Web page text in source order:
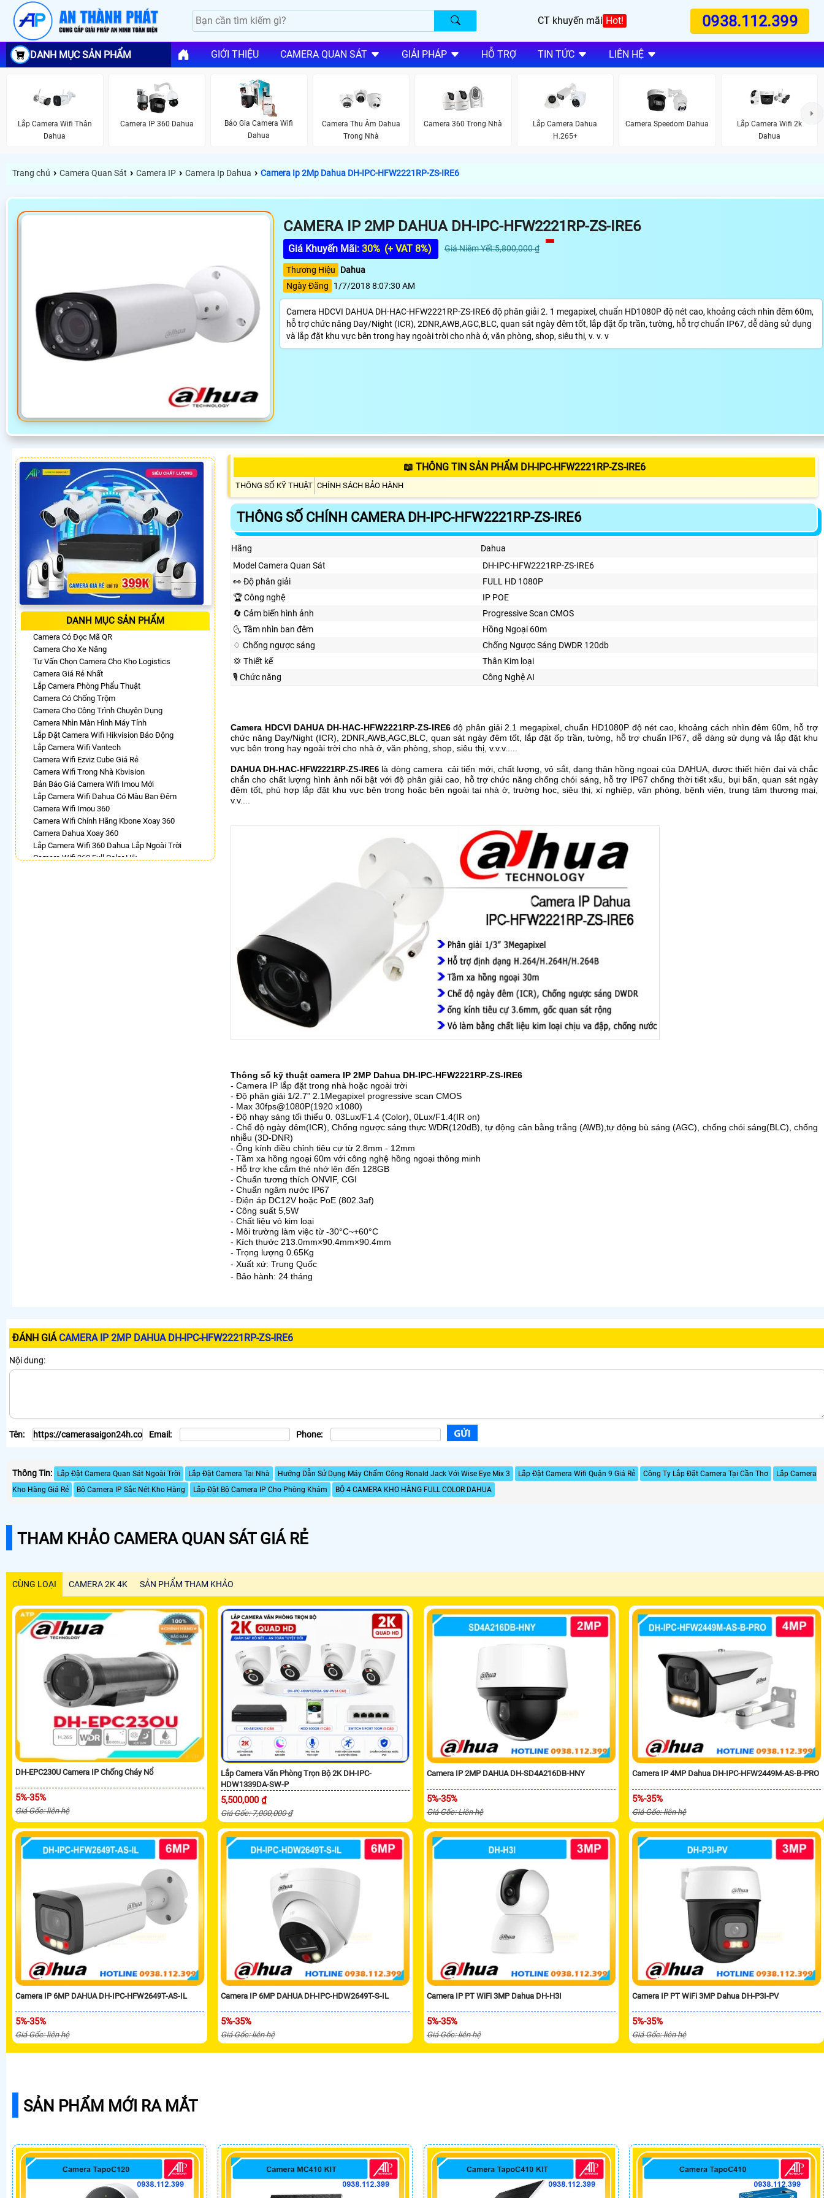
CT khuyến mãi Hot! 0938.112.399
DANH MỤC SẢN PHẨM GIỚI THIỆU CAMERA QUAN SÁT GIẢI PHÁP HỖ TRỢ TIN TỨC LIÊN HỆ
Lắp Camera Wifi Thân
Dahua
Camera IP 360 Dahua
Báo Gia Camera Wifi
Dahua
Camera Thu Âm Dahua
Trong Nhà
Camera 360 Trong Nhà
Lắp Camera Dahua
H.265+
Camera Speedom Dahua
Lắp Camera Wifi 2k
Dahua
Trang chủ › Camera Quan Sát › Camera IP › Camera Ip Dahua › Camera Ip 2Mp Dahua DH-IPC-HFW2221RP-ZS-IRE6
CAMERA IP 2MP DAHUA DH-IPC-HFW2221RP-ZS-IRE6
Giá Khuyến Mãi: 30% (+ VAT 8%) Giá Niêm Yết:5,800,000 ₫
Thương Hiệu
Dahua
Ngày Đăng
1/7/2018 8:07:30 AM
Camera HDCVI DAHUA DH-HAC-HFW2221RP-ZS-IRE6 độ phân giải 2. 1 megapixel, chuẩn HD1080P độ nét cao, khoảng cách nhìn đêm 60m,
hỗ trợ chức năng Day/Night (ICR), 2DNR,AWB,AGC,BLC, quan sát ngày đêm tốt, lắp đặt ốp trần, tường, hỗ trợ chuẩn IP67, dễ dàng sử dụng
và lắp đặt khu vực bên trong hay ngoài trời cho nhà ở, văn phòng, shop, siêu thị, v. v. v
DANH MỤC SẢN PHẨM
Camera Có Đọc Mã QR
Camera Cho Xe Nâng
Tư Vấn Chọn Camera Cho Kho Logistics
Camera Giá Rẻ Nhất
Lắp Camera Phòng Phẩu Thuật
Camera Có Chống Trộm
Camera Cho Công Trình Chuyên Dụng
Camera Nhìn Màn Hình Máy Tính
Lắp Đặt Camera Wifi Hikvision Báo Động
Lắp Camera Wifi Vantech
Camera Wifi Ezviz Cube Giá Rẻ
Camera Wifi Trong Nhà Kbvision
Bản Báo Giá Camera Wifi Imou Mới
Lắp Camera Wifi Dahua Có Màu Ban Đêm
Camera Wifi Imou 360
Camera Wifi Chính Hãng Kbone Xoay 360
Camera Dahua Xoay 360
Lắp Camera Wifi 360 Dahua Lắp Ngoài Trời
Camera Wifi 360 Full Color Hik
📖 THÔNG TIN SẢN PHẨM DH-IPC-HFW2221RP-ZS-IRE6
THÔNG SỐ KỸ THUẬT CHÍNH SÁCH BẢO HÀNH
THÔNG SỐ CHÍNH CAMERA DH-IPC-HFW2221RP-ZS-IRE6
Hãng
Dahua
Model Camera Quan Sát
DH-IPC-HFW2221RP-ZS-IRE6
️👀 Độ phân giải
FULL HD 1080P
🏆 Công nghệ
IP POE
🔄 Cảm biến hình ảnh
Progressive Scan CMOS
🌜 Tầm nhìn ban đêm
Hồng Ngoại 60m
♢ Chống ngược sáng
Chống Ngược Sáng DWDR 120db
💢 Thiết kế
Thân Kim loại
🎙 Chức năng
Công Nghệ AI
Camera HDCVI DAHUA DH-HAC-HFW2221RP-ZS-IRE6độ phân giải 2.1 megapixel, chuẩn HD1080P độ nét cao, khoảng cách nhìn đêm 60m, hỗ trợ
chức năng Day/Night (ICR), 2DNR,AWB,AGC,BLC, quan sát ngày đêm tốt, lắp đặt ốp trần, tường, hỗ trợ chuẩn IP67, dễ dàng sử dụng và lắp đặt khu
vực bên trong hay ngoài trời cho nhà ở, văn phòng, shop, siêu thị, v.v.v.....
DAHUA DH-HAC-HFW2221RP-ZS-IRE6 là dòng camera cải tiến mới, chất lượng, vỏ sắt, dạng thân hồng ngoại của DAHUA, được thiết hiện đại và chắc
chắn cho chất lượng hình ảnh nổi bật với độ phân giải cao, hỗ trợ chức năng chống chói sáng, hỗ trợ IP67 chống thời tiết xấu, bụi bẩn, quan sát ngày
đêm tốt, phù hợp lắp đặt khu vực bên trong hoặc bên ngoài tại nhà ở, trường học, siêu thị, xí nghiệp, văn phòng, bệnh viện, trung tâm thương mại,
v.v....
Thông số kỹ thuật camera IP 2MP Dahua DH-IPC-HFW2221RP-ZS-IRE6
- Camera IP lắp đặt trong nhà hoặc ngoài trời
- Độ phân giải 1/2.7” 2.1Megapixel progressive scan CMOS
- Max 30fps@1080P(1920 x1080)
- Độ nhạy sáng tối thiểu 0. 03Lux/F1.4 (Color), 0Lux/F1.4(IR on)
- Chế độ ngày đêm(ICR), Chống ngược sáng thực WDR(120dB), tự động cân bằng trắng (AWB),tự động bù sáng (AGC), chống chói sáng(BLC), chống
nhiễu (3D-DNR)
- Ống kính điều chỉnh tiêu cự từ 2.8mm - 12mm
- Tầm xa hồng ngoại 60m với công nghệ hồng ngoại thông minh
- Hỗ trợ khe cắm thẻ nhớ lên đến 128GB
- Chuẩn tương thích ONVIF, CGI
- Chuẩn ngâm nước IP67
- Điện áp DC12V hoặc PoE (802.3af)
- Công suất 5,5W
- Chất liệu vỏ kim loại
- Môi trường làm việc từ -30°C~+60°C
- Kích thước 213.0mm×90.4mm×90.4mm
- Trọng lượng 0.65Kg
- Xuất xứ: Trung Quốc
- Bảo hành: 24 tháng
ĐÁNH GIÁ CAMERA IP 2MP DAHUA DH-IPC-HFW2221RP-ZS-IRE6
Nội dung:
Tên: Email: Phone:
Thông Tin: Lắp Đặt Camera Quan Sát Ngoài Trời Lắp Đặt Camera Tại Nhà Hướng Dẫn Sử Dụng Máy Chấm Công Ronald Jack Với Wise Eye Mix 3 Lắp Đặt Camera Wifi Quận 9 Giá Rẻ Công Ty Lắp Đặt Camera Tại Cần Thơ
Lắp Camera
Kho Hàng Giá Rẻ
Bộ Camera IP Sắc Nét Kho Hàng Lắp Đặt Bộ Camera IP Cho Phòng Khám BỘ 4 CAMERA KHO HÀNG FULL COLOR DAHUA
THAM KHẢO CAMERA QUAN SÁT GIÁ RẺ
CÙNG LOẠI CAMERA 2K 4K SẢN PHẨM THAM KHẢO
DH-EPC230U Camera IP Chống Cháy Nổ
5%-35%
Giá Gốc: liên hệ
Lắp Camera Văn Phòng Trọn Bộ 2K DH-IPC-
HDW1339DA-SW-P
5,500,000 ₫
Giá Gốc: 7,000,000 ₫
Camera IP 2MP DAHUA DH-SD4A216DB-HNY
5%-35%
Giá Gốc: Liên hệ
Camera IP 4MP Dahua DH-IPC-HFW2449M-AS-B-PRO
5%-35%
Giá Gốc: liên hệ
Camera IP 6MP DAHUA DH-IPC-HFW2649T-AS-IL
5%-35%
Giá Gốc: liên hệ
Camera IP 6MP DAHUA DH-IPC-HDW2649T-S-IL
5%-35%
Giá Gốc: liên hệ
Camera IP PT WiFi 3MP Dahua DH-H3I
5%-35%
Giá Gốc: liên hệ
Camera IP PT WiFi 3MP Dahua DH-P3I-PV
5%-35%
Giá Gốc: liên hệ
SẢN PHẨM MỚI RA MẮT